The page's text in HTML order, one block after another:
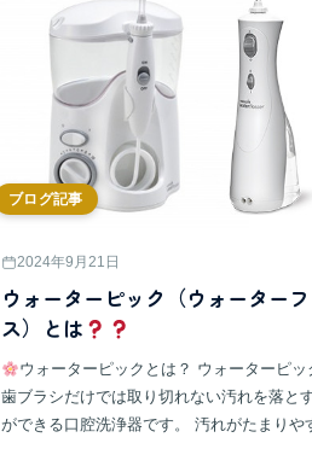
ブログ記事
2024年9月21日
ウォーターピック（ウォーターフ
ス）とは
ウォーターピックとは？ ウォーターピッ
歯ブラシだけでは取り切れない汚れを落と
ができる口腔洗浄器です。 汚れがたまりや